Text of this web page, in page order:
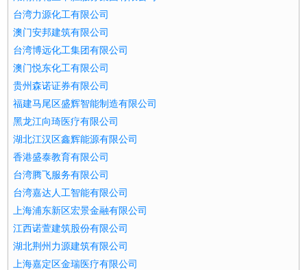
台湾力源化工有限公司
澳门安邦建筑有限公司
台湾博远化工集团有限公司
澳门悦东化工有限公司
贵州森诺证券有限公司
福建马尾区盛辉智能制造有限公司
黑龙江向琦医疗有限公司
湖北江汉区鑫辉能源有限公司
香港盛泰教育有限公司
台湾腾飞服务有限公司
台湾嘉达人工智能有限公司
上海浦东新区宏景金融有限公司
江西诺萱建筑股份有限公司
湖北荆州力源建筑有限公司
上海嘉定区金瑞医疗有限公司